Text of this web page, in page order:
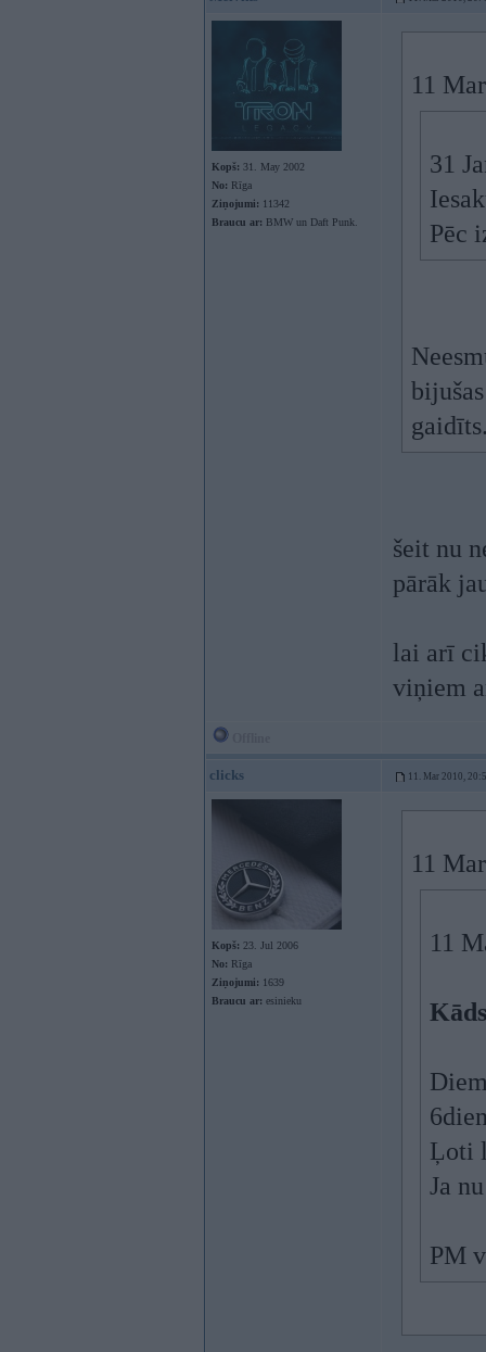
Kopš: 31. May 2002
No: Rīga
Ziņojumi: 11342
Braucu ar: BMW un Daft Punk.
11
31
Pēc
šeit nu
pārāk
lai arī
viņiem
clicks 11. Mar 2010,
Kopš: 23. Jul 2006
No: Rīga
Ziņojumi: 1639
Braucu ar: esinieku
11
11
Ļoti
Ja
PM